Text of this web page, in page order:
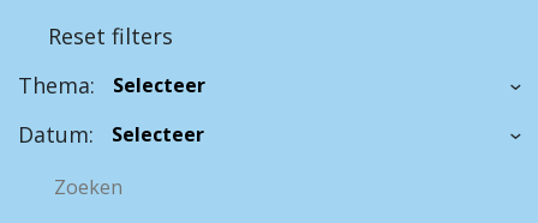
Reset filters
Thema:
Datum: